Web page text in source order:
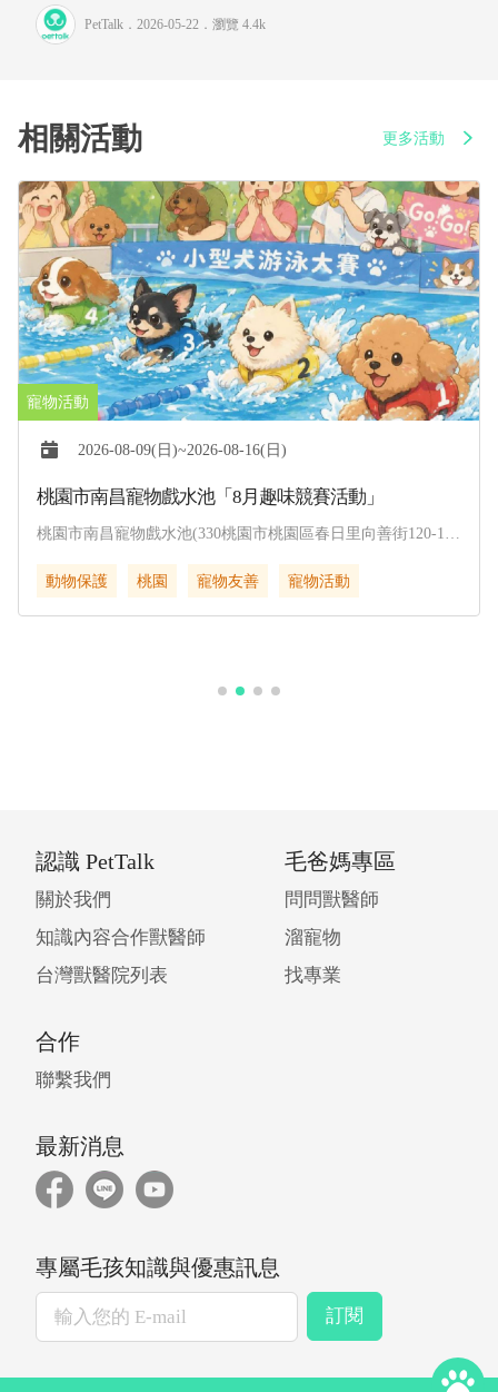
愛寵健康談
PetTalk ．2026-05-22． 瀏覽 4.4k
相關活動 更多活動
2026-08-09(日)~2026-08-16(日)
桃園市南昌寵物戲水池「8月趣味競賽活動」
桃園市南昌寵物戲水池(330桃園市桃園區春日里向善街120-1
動物保護
桃園 寵物友善 寵物活動
認識 PetTalk
關於我們
知識內容合作獸醫師
台灣獸醫院列表
毛爸媽專區
問問獸醫師
溜寵物
找專業
合作
聯繫我們
最新消息
專屬毛孩知識與優惠訊息
訂閱